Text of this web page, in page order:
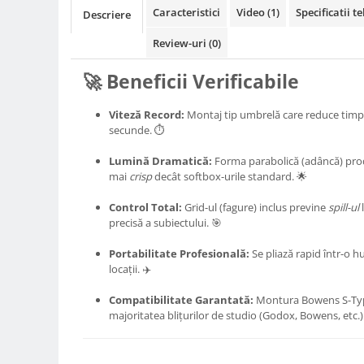
Compatibil Sony
Blitz-uri circulare (Macro)
Adaptoare stativ port umbrela si
Alimentare auxiliara blitz
Protectie patina apa, ploaie
Bounce-uri, Softbox-uri
Ring-Flash Adaptor
Bracket-uri si suporti
Huse protectie blitz extern
Huse protectie filtre gel
Descriere Caracteristici Video(1) Specificatii
Review-uri (0)
🚀 Beneficii Verificabile
Viteză Record: Montaj tip umbrelă care reduce
secunde. ⏱️
Lumină Dramatică: Forma parabolică (adâncă)
mai crispdecât softbox-urile standard. 🌟
Control Total: Grid-ul (fagure) inclus previne spill-ul
precisă a subiectului. 🎯
Portabilitate Profesională: Se pliază rapid într-o
locații. ✈️
Compatibilitate Garantată: Montura Bowens S-
majoritatea blițurilor de studio (Godox, Bowens,